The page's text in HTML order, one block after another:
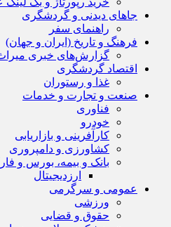
جاهای دیدنی و گردشگری
راهنمای سفر
فرهنگ و تاریخ (ایران و جهان)
گزارش‌های خبری
اقتصاد گردشگری
غذا و رستوران
صنعت و تجارت و خدمات
فناوری
خودرو
کارآفرینی و بازاریابی
کشاورزی و دامپروری
بانک و بیمه، بورس و
ارزدیجیتال
عمومی و سرگرمی
ورزشی
حقوق و قضایی